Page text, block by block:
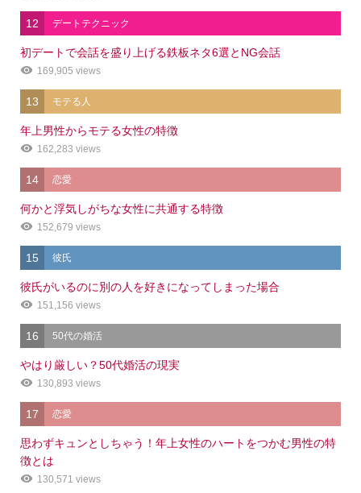
12 デートテクニック
初デートで会話を盛り上げる鉄板ネタ6選とNG会話
169,905 views
13 モテる人
年上男性からモテる女性の特徴
162,283 views
14 恋愛
何かと浮気しがちな女性に共通する特徴
152,679 views
15 彼氏
彼氏がいるのに別の人を好きになってしまった場合
151,156 views
16 50代の婚活
やはり厳しい？50代婚活の現実
130,893 views
17 恋愛
思わずキュンとしちゃう！年上女性のハートをつかむ男性の特
徴とは
130,571 views